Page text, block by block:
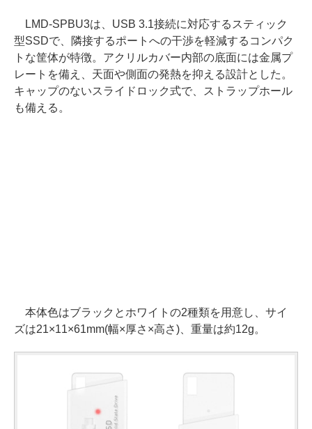
LMD-SPBU3は、USB 3.1接続に対応するスティック
型SSDで、隣接するポートへの干渉を軽減するコンパク
トな筐体が特徴。アクリルカバー内部の底面には金属プ
レートを備え、天面や側面の発熱を抑える設計とした。
キャップのないスライドロック式で、ストラップホール
も備える。
本体色はブラックとホワイトの2種類を用意し、サイ
ズは21×11×61mm(幅×厚さ×高さ)、重量は約12g。